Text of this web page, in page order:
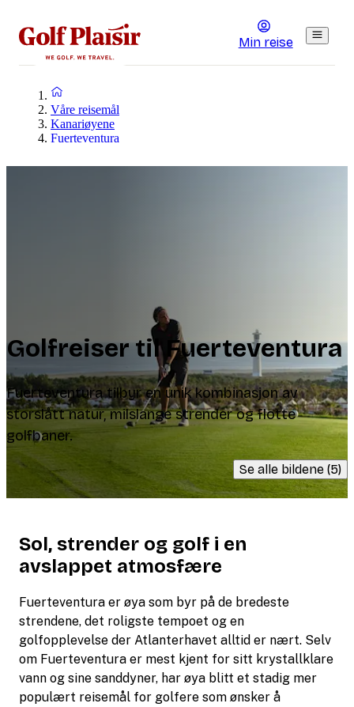
Min reise
Våre reisemål
Kanariøyene
Fuerteventura
Golfreiser til Fuerteventura
Fuerteventura tilbyr en unik kombinasjon av
storslått natur, milslange strender og flotte
golfbaner.
Se alle bildene (5)
Sol, strender og golf i en
avslappet atmosfære
Fuerteventura er øya som byr på de bredeste
strendene, det roligste tempoet og en
golfopplevelse der Atlanterhavet alltid er nært. Selv
om Fuerteventura er mest kjent for sitt krystallklare
vann og sine sanddyner, har øya blitt et stadig mer
populært reisemål for golfere som ønsker å